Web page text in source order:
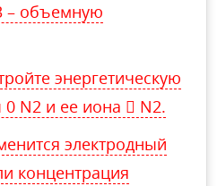
– объемную
энергетическую
N2 и ее иона  N2.
электродный
концентрация